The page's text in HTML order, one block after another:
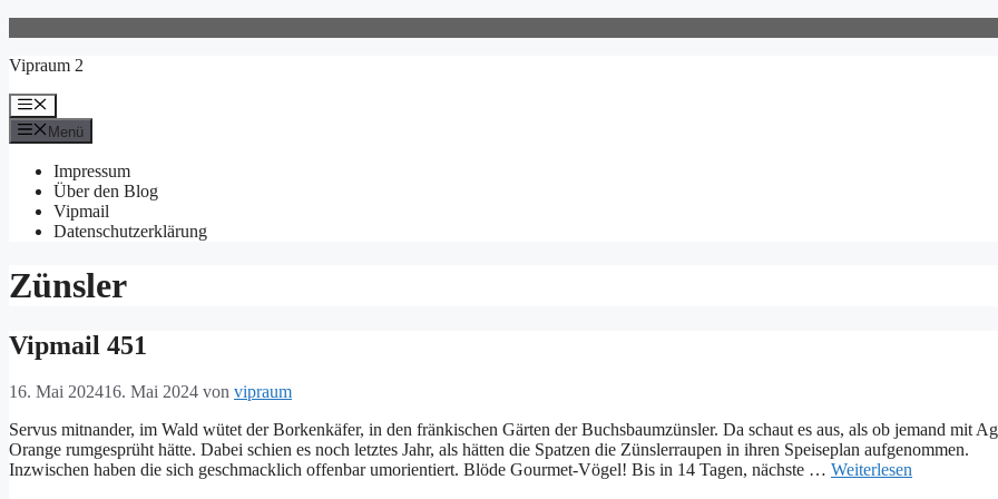
springen
Vipraum 2
Menü
Menü
Impressum
Über den Blog
Vipmail
Datenschutzerklärung
Zünsler
Vipmail 451
16. Mai 202416. Mai 2024 von vipraum
Servus mitnander, im Wald wütet der Borkenkäfer, in den fränkischen Gärten der Buchsbaumzünsler. Da schaut es aus, als ob jemand mit
Orange rumgesprüht hätte. Dabei schien es noch letztes Jahr, als hätten die Spatzen die Zünslerraupen in ihren Speiseplan aufgenommen.
Inzwischen haben die sich geschmacklich offenbar umorientiert. Blöde Gourmet-Vögel! Bis in 14 Tagen, nächste … Weiterlesen